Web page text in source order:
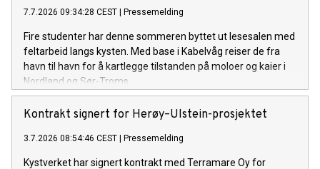
7.7.2026 09:34:28 CEST Pressemelding
Fire studenter har denne sommeren byttet ut lesesalen med
feltarbeid langs kysten. Med base i Kabelvåg reiser de fra
havn til havn for å kartlegge tilstanden på moloer og kaier i
Nordland og Sør-Troms.
Kontrakt signert for Herøy–Ulstein-prosjektet
3.7.2026 08:54:46 CEST Pressemelding
Kystverket har signert kontrakt med Terramare Oy for